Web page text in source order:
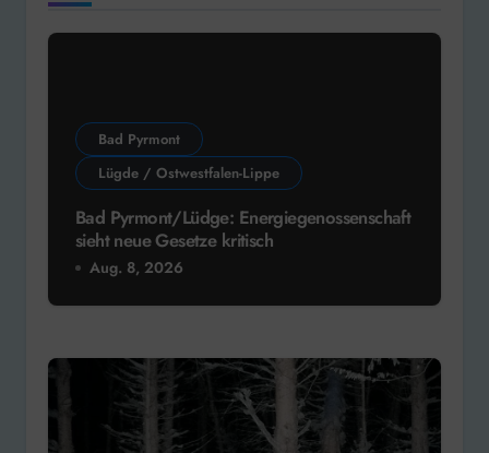
Bad Pyrmont
Lügde / Ostwestfalen-Lippe
Bad Pyrmont/Lüdge: Energiegenossenschaft
sieht neue Gesetze kritisch
Aug. 8, 2026